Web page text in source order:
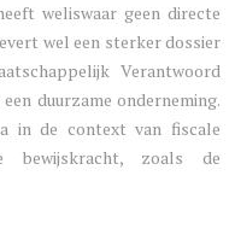
weliswaar geen directe
wel een sterker dossier
Verantwoord
duurzame onderneming.
in de context van fiscale
zoals de